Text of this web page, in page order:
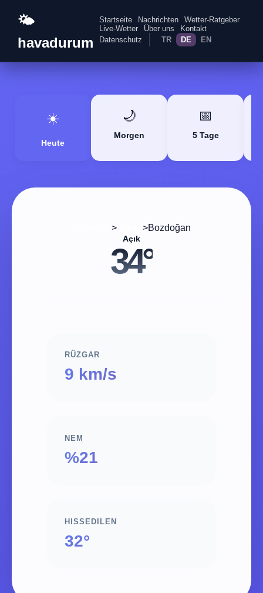
🌤️
havadurum
Startseite Nachrichten
Wetter-Ratgeber
Live-Wetter
Über uns
Kontakt
Datenschutz
TR DE EN
☀️
Heute
🌙
Morgen
📅
5 Tage
> >Bozdoğan
Açık
34°
RÜZGAR
9 km/s
NEM
%21
HISSEDILEN
32°